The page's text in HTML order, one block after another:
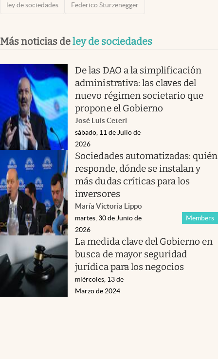
ley de sociedades Federico Sturzenegger
Más noticias deley de sociedades
De las DAO a la simplificación
administrativa: las claves del
nuevo régimen societario que
propone el Gobierno
José Luis Ceteri
sábado, 11 de Julio de
2026
Sociedades automatizadas: quién
responde, dónde se instalan y
más dudas críticas para los
inversores
María Victoria Lippo
Members
martes, 30 de Junio de
2026
La medida clave del Gobierno en
busca de mayor seguridad
jurídica para los negocios
miércoles, 13 de
Marzo de 2024